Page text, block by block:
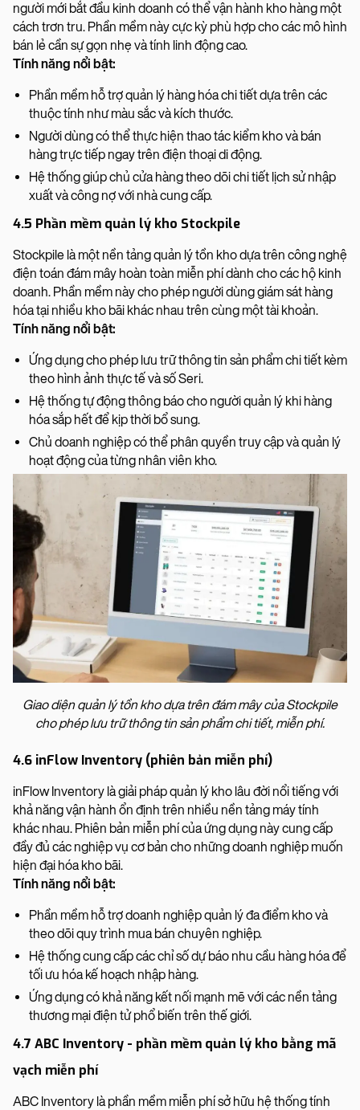
người mới bắt đầu kinh doanh có thể vận hành kho hàng một
cách trơn tru. Phần mềm này cực kỳ phù hợp cho các mô hình
bán lẻ cần sự gọn nhẹ và tính linh động cao.
Tính năng nổi bật:
Phần mềm hỗ trợ quản lý hàng hóa chi tiết dựa trên các
thuộc tính như màu sắc và kích thước.
Người dùng có thể thực hiện thao tác kiểm kho và bán
hàng trực tiếp ngay trên điện thoại di động.
Hệ thống giúp chủ cửa hàng theo dõi chi tiết lịch sử nhập
xuất và công nợ với nhà cung cấp.
4.5 Phần mềm quản lý kho Stockpile
Stockpile là một nền tảng quản lý tồn kho dựa trên công nghệ
điện toán đám mây hoàn toàn miễn phí dành cho các hộ kinh
doanh. Phần mềm này cho phép người dùng giám sát hàng
hóa tại nhiều kho bãi khác nhau trên cùng một tài khoản.
Tính năng nổi bật:
Ứng dụng cho phép lưu trữ thông tin sản phẩm chi tiết kèm
theo hình ảnh thực tế và số Seri.
Hệ thống tự động thông báo cho người quản lý khi hàng
hóa sắp hết để kịp thời bổ sung.
Chủ doanh nghiệp có thể phân quyền truy cập và quản lý
hoạt động của từng nhân viên kho.
Giao diện quản lý tồn kho dựa trên đám mây của Stockpile
cho phép lưu trữ thông tin sản phẩm chi tiết, miễn phí.
4.6 inFlow Inventory (phiên bản miễn phí)
inFlow Inventory là giải pháp quản lý kho lâu đời nổi tiếng với
khả năng vận hành ổn định trên nhiều nền tảng máy tính
khác nhau. Phiên bản miễn phí của ứng dụng này cung cấp
đầy đủ các nghiệp vụ cơ bản cho những doanh nghiệp muốn
hiện đại hóa kho bãi.
Tính năng nổi bật:
Phần mềm hỗ trợ doanh nghiệp quản lý đa điểm kho và
theo dõi quy trình mua bán chuyên nghiệp.
Hệ thống cung cấp các chỉ số dự báo nhu cầu hàng hóa để
tối ưu hóa kế hoạch nhập hàng.
Ứng dụng có khả năng kết nối mạnh mẽ với các nền tảng
thương mại điện tử phổ biến trên thế giới.
4.7 ABC Inventory - phần mềm quản lý kho bằng mã
vạch miễn phí
ABC Inventory là phần mềm miễn phí sở hữu hệ thống tính